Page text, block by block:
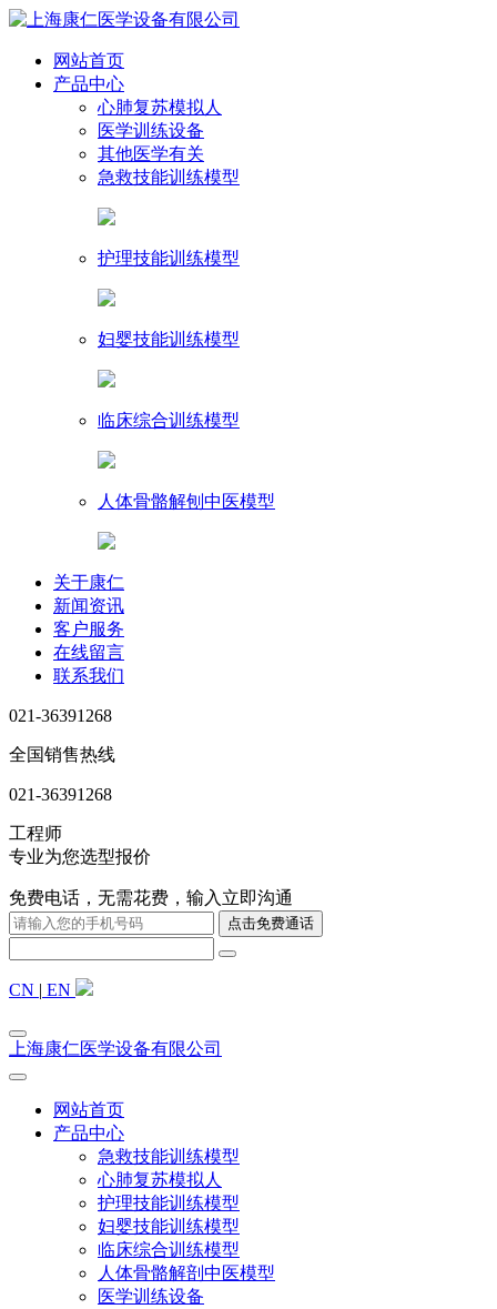
网站首页
产品中心
心肺复苏模拟人
医学训练设备
其他医学有关
急救技能训练模型
护理技能训练模型
妇婴技能训练模型
临床综合训练模型
人体骨骼解刨中医模型
关于康仁
新闻资讯
客户服务
在线留言
联系我们
021-36391268
全国销售热线
021-36391268
工程师
专业为您选型报价
免费电话，无需花费，输入立即沟通
CN | EN
上海康仁医学设备有限公司
网站首页
产品中心
急救技能训练模型
心肺复苏模拟人
护理技能训练模型
妇婴技能训练模型
临床综合训练模型
人体骨骼解剖中医模型
医学训练设备